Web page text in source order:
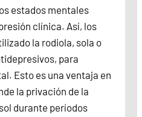
estados mentales
clínica. Así, los
la rodiola, sola o
para
Esto es una ventaja en
la privación de la
durante períodos